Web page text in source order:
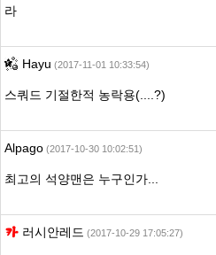
라
Hayu (2017-11-01 10:33:54)
스쿼드 기절한적 농락용(....?)
Alpago (2017-10-30 10:02:51)
최고의 석양맨은 누구인가...
러시안레드 (2017-10-29 17:05:27)